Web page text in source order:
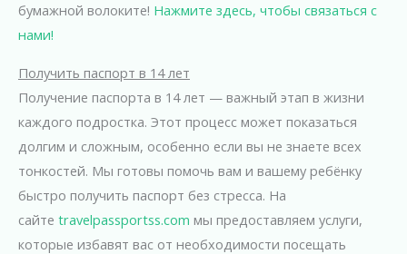
бумажной волоките! Нажмите здесь, чтобы связаться с
нами!
Получить паспорт в 14 лет
Получение паспорта в 14 лет — важный этап в жизни
каждого подростка. Этот процесс может показаться
долгим и сложным, особенно если вы не знаете всех
тонкостей. Мы готовы помочь вам и вашему ребёнку
быстро получить паспорт без стресса. На
сайте travelpassportss.com мы предоставляем услуги,
которые избавят вас от необходимости посещать